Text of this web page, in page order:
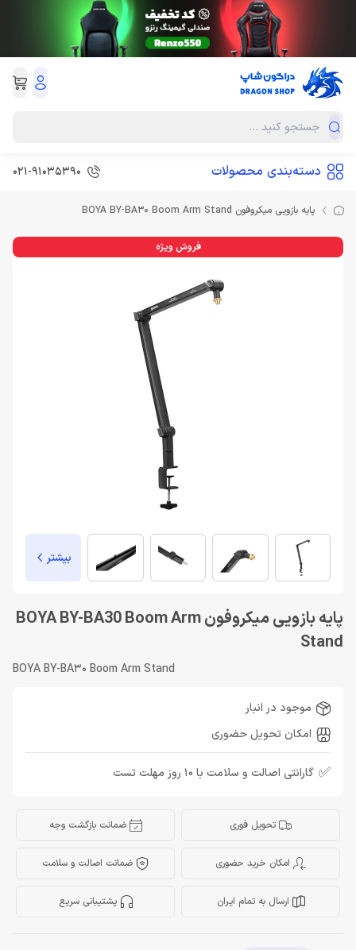
دسته‌بندی محصولات 021-91035390
پایه بازویی میکروفون BOYA BY-BA30 Boom Arm Stand
فروش ویژه
بیشتر
پایه بازویی میکروفون BOYA BY-BA30 Boom Arm
Stand
BOYA BY-BA30 Boom Arm Stand
موجود در انبار
امکان تحویل حضوری
✅ گارانتی اصالت و سلامت با 10 روز مهلت تست
تحویل فوری ضمانت بازگشت وجه
امکان خرید حضوری ضمانت اصالت و سلامت
ارسال به تمام ایران پشتیبانی سریع